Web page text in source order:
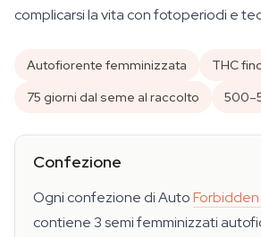
complicarsi la vita con fotoperiodi e
Autofiorente femminizzata
THC
75 giorni dal seme al raccolto
Confezione
Ogni confezione di AutoForbidden
contiene 3 semi femminizzati